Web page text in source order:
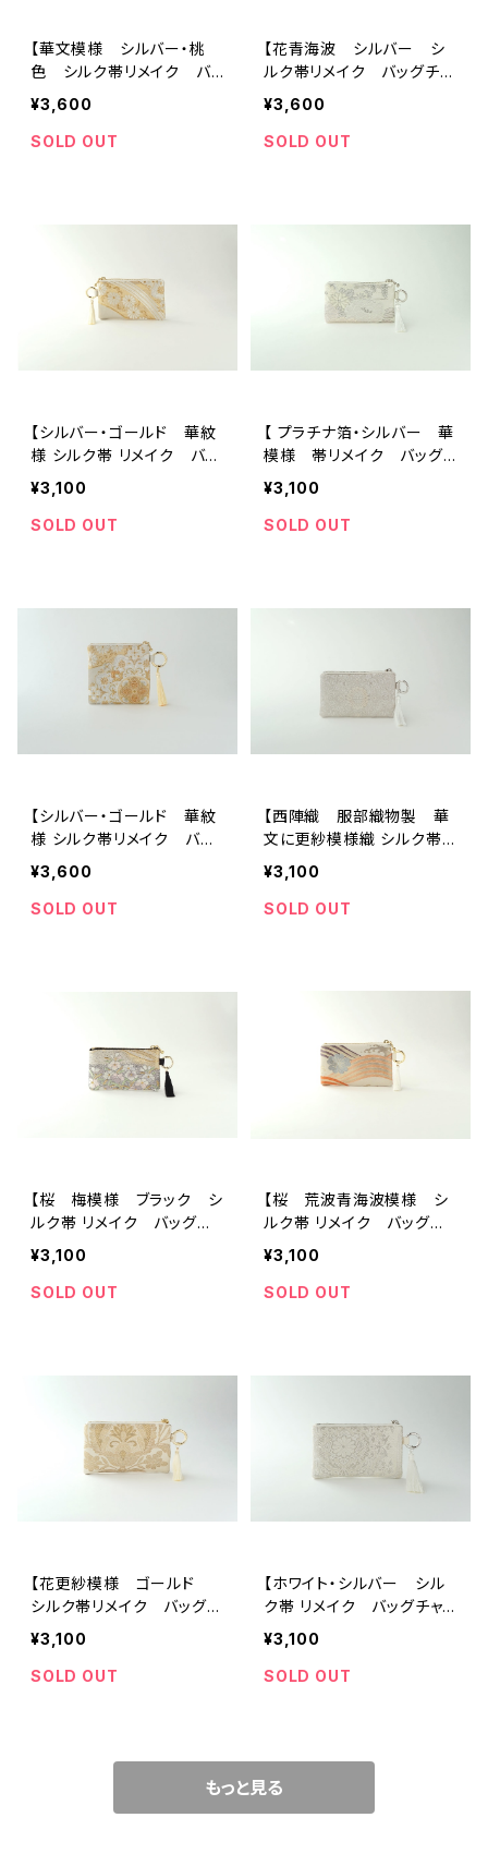
【華文模様 シルバー・桃
色 シルク帯リメイク バッ
グチャーム型スクエアポー
チ】メイクポーチ 旅行 誕
生日ギフトにも。
¥3,600
SOLD OUT
【花青海波 シルバー シ
ルク帯リメイク バッグチャ
ーム型スクエアポーチ】イヤ
フォンケース メイクポー
チ 旅行 誕生日 敬老の
¥3,600
SOLD OUT
【シルバー・ゴールド 華紋
様 シルク帯 リメイク バッ
グチャーム型ミニポーチ】カ
ードポーチ、メイクポーチ、ミ
ニ財布、誕生日、外国人の方
¥3,100
SOLD OUT
【 プラチナ箔・シルバー 華
模様 帯リメイク バッグ
チャーム型・カラビナ付きミ
ニポーチ】カードポーチ、メ
イクポーチ、ミニ財布、誕生
¥3,100
SOLD OUT
【シルバー・ゴールド 華紋
様 シルク帯リメイク バッ
グチャーム型スクエアポー
チ】メイクポーチ 旅行 誕
生日ギフトにも。
¥3,600
SOLD OUT
【西陣織 服部織物製 華
文に更紗模様織 シルク帯
リメイク バッグチャーム型
ミニポーチ】カードポーチ、
メイクポーチ、ミニ財布、誕
¥3,100
SOLD OUT
【桜 梅模様 ブラック シ
ルク帯 リメイク バッグチ
ャーム型ミニポーチ】カード
ケース、コインケース、メイ
クポーチ 旅行 誕生日ギ
¥3,100
SOLD OUT
【桜 荒波青海波模様 シ
ルク帯 リメイク バッグチ
ャーム型ミニポーチ】カード
ポーチ、メイクポーチ、ミニ
財布、誕生日、母の日、外国
¥3,100
SOLD OUT
【花更紗模様 ゴールド
シルク帯リメイク バッグチ
ャーム型ミニポーチ】カード
ケース、コインケース、メイ
クポーチ 旅行 誕生日ギ
¥3,100
SOLD OUT
【ホワイト・シルバー シル
ク帯 リメイク バッグチャ
ーム型ミニポーチ】カードケ
ース、コインケース、メイク
ポーチ 旅行 誕生日ギフ
¥3,100
SOLD OUT
もっと見る